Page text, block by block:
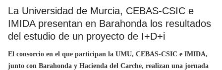
La Universidad de Murcia, CEBAS-CSIC e
IMIDA presentan en Barahonda los resultados
del estudio de un proyecto de I+D+i
El consorcio en el que participan la UMU, CEBAS-CSIC e IMIDA,
junto con Barahonda y Hacienda del Carche, realizan una jornada